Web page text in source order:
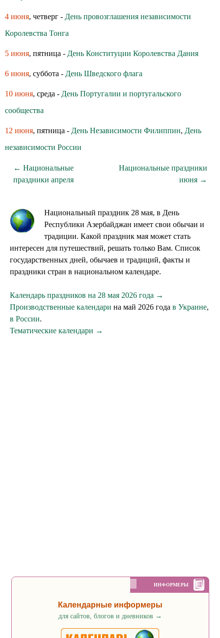
4 июня, четверг - День провозглашения независимости
Королевства Тонга
5 июня, пятница - День Конституции Королевства Дания
6 июня, суббота - День Шведского флага
10 июня, среда - День Португалии и португальского
сообщества
12 июня, пятница - День Независимости Филиппин, День
независимости России
← Национальные
праздники апреля
Национальные праздники
июня →
Национальный праздник 28 мая, в День
Республики Азербайджан имеет свои обычаи и
традиции. Какой праздник мая может стать
интересен для путешествий, решать только Вам. Список
государственных дней, обычаев и традиций, факты и
праздники стран в национальном календаре.
Календарь праздников на 28 мая 2026 года →
Производственные календари на май 2026 года в Украине,
в России.
Тематические календари →
ИНФОРМЕРЫ
Календарные информеры
для сайтов, блогов и дневников →